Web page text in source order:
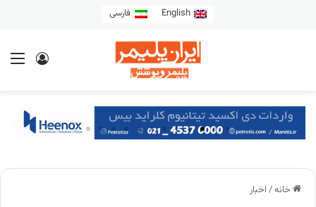
English فارسی
خانه/ اخبار